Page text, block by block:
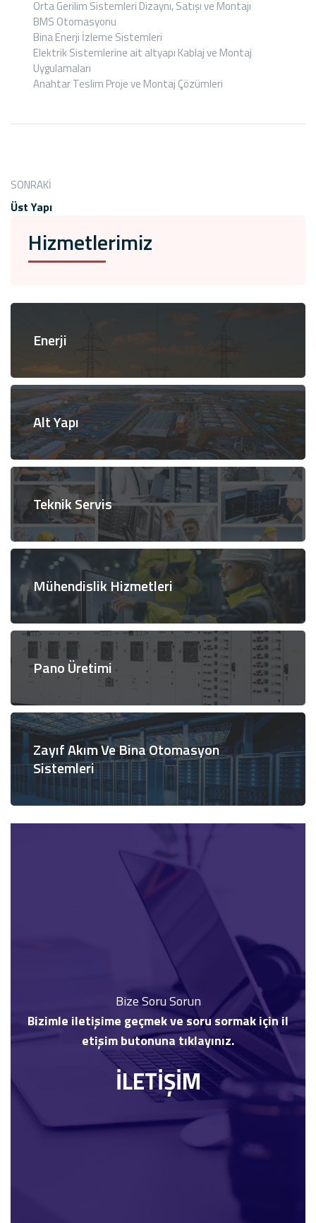
Orta Gerilim Sistemleri Dizaynı, Satışı ve Montajı
BMS Otomasyonu
Bina Enerji İzleme Sistemleri
Elektrik Sistemlerine ait altyapı Kablaj ve Montaj
Uygulamaları
Anahtar Teslim Proje ve Montaj Çözümleri
SONRAKI
Üst Yapı
Hizmetlerimiz
Enerji
Alt Yapı
Teknik Servis
Mühendislik Hizmetleri
Pano Üretimi
Zayıf Akım Ve Bina Otomasyon
Sistemleri
Bize Soru Sorun
Bizimle iletişime geçmek ve soru sormak için il
etişim butonuna tıklayınız.
İLETİŞİM